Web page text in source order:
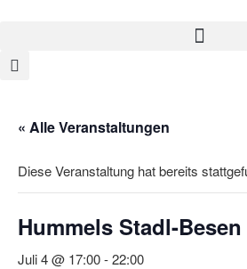
« Alle Veranstaltungen
Diese Veranstaltung hat bereits
Hummels Stadl-Besen
Juli 4 @ 17:00-22:00